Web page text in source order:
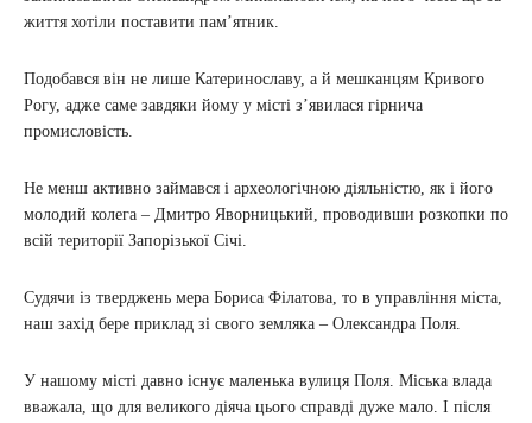
життя хотіли поставити пам’ятник.
Подобався він не лише Катеринославу, а й мешканцям Кривого
Рогу, адже саме завдяки йому у місті з’явилася гірнича
промисловість.
Не менш активно займався і археологічною діяльністю, як і його
молодий колега – Дмитро Яворницький, проводивши розкопки по
всій території Запорізької Січі.
Судячи із тверджень мера Бориса Філатова, то в управління міста,
наш захід бере приклад зі свого земляка – Олександра Поля.
У нашому місті давно існує маленька вулиця Поля. Міська влада
вважала, що для великого діяча цього справді дуже мало. І після